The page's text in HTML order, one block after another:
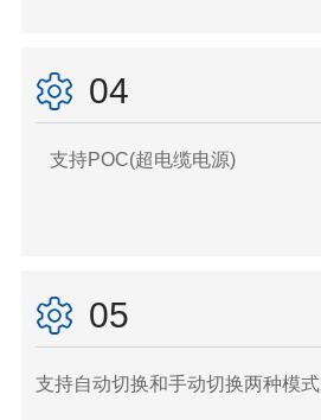
04
支持POC(超电缆电源)
05
支持自动切换和手动切换两种模式